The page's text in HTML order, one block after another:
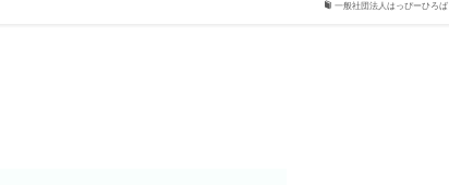
一般社団法人はっぴーひろば